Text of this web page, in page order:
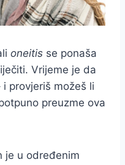
oneitis se ponaša
Vrijeme je da
provjeriš možeš li
preuzme ova
je u određenim